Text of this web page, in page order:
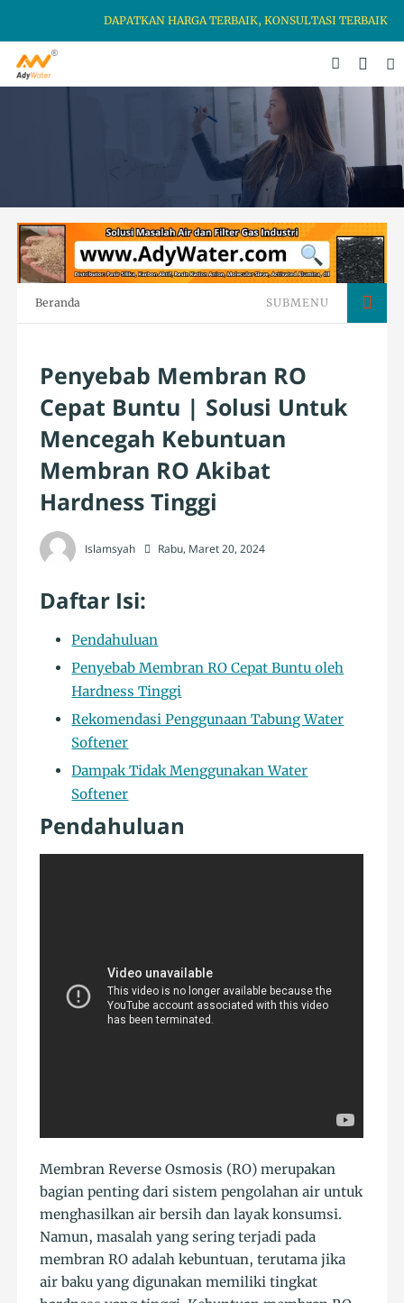
DAPATKAN HARGA TERBAIK, KONSULTASI TERBAIK &
Beranda SUBMENU
Penyebab Membran RO
Cepat Buntu | Solusi Untuk
Mencegah Kebuntuan
Membran RO Akibat
Hardness Tinggi
Islamsyah Rabu, Maret 20, 2024
Daftar Isi:
Pendahuluan
Penyebab Membran RO Cepat Buntu oleh
Hardness Tinggi
Rekomendasi Penggunaan Tabung Water
Softener
Dampak Tidak Menggunakan Water
Softener
Pendahuluan
Membran Reverse Osmosis (RO) merupakan
bagian penting dari sistem pengolahan air untuk
menghasilkan air bersih dan layak konsumsi.
Namun, masalah yang sering terjadi pada
membran RO adalah kebuntuan, terutama jika
air baku yang digunakan memiliki tingkat